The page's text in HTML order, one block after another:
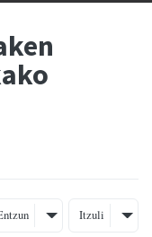
Itzuli